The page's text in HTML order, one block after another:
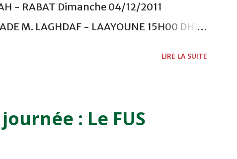
- RABAT Dimanche 04/12/2011
M. LAGHDAF - LAAYOUNE 15H00 DHJ 0
- FES WAC - MAS Reporté pour cause de
SPORTIF MOHAMMED
LIRE LA SUITE
: Le FUS